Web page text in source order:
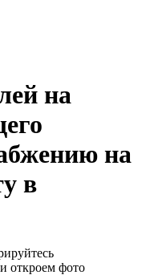
на
на
в
откроем фото